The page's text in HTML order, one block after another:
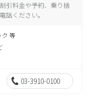
引料金や予約、乗り捨
話ください。
ク 等
03-3910-0100